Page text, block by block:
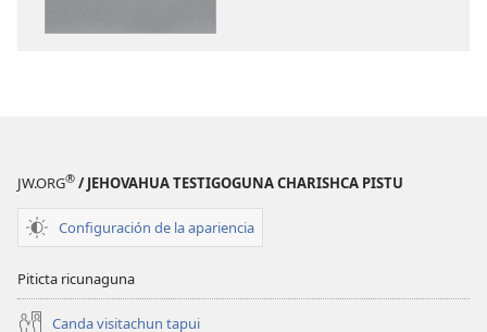
JW.ORG® / JEHOVAHUA TESTIGOGUNA CHARISHCA PISTU
Configuración de la apariencia
Piticta ricunaguna
Canda visitachun tapui